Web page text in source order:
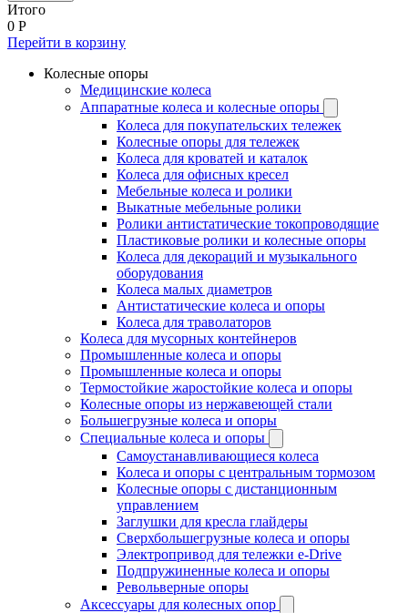
Итого
0 Р
Перейти в корзину
Колесные опоры
Медицинские колеса
Аппаратные колеса и колесные опоры
Колеса для покупательских тележек
Колесные опоры для тележек
Колеса для кроватей и каталок
Колеса для офисных кресел
Мебельные колеса и ролики
Выкатные мебельные ролики
Ролики антистатические токопроводящие
Пластиковые ролики и колесные опоры
Колеса для декораций и музыкального
оборудования
Колеса малых диаметров
Антистатические колеса и опоры
Колеса для траволаторов
Колеса для мусорных контейнеров
Промышленные колеса и опоры
Промышленные колеса и опоры
Термостойкие жаростойкие колеса и опоры
Колесные опоры из нержавеющей стали
Большегрузные колеса и опоры
Специальные колеса и опоры
Самоустанавливающиеся колеса
Колеса и опоры с центральным тормозом
Колесные опоры с дистанционным
управлением
Заглушки для кресла глайдеры
Сверхбольшегрузные колеса и опоры
Электропривод для тележки e-Drive
Подпружиненные колеса и опоры
Револьверные опоры
Аксессуары для колесных опор